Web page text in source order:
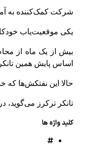
شرکت کمک‌کننده به
یکی موقعیت‌یاب
بیش از یک ماه از
اساس پایش همین
حالا این ‌نفتکش‌ها که خالی هستند، در
تانکر ترکرز
کلید واژه ها